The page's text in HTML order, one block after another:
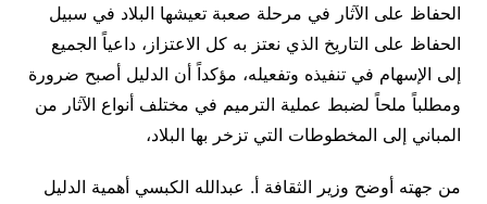
الحفاظ على الآثار في مرحلة صعبة تعيشها البلاد في سبيل
الحفاظ على التاريخ الذي نعتز به كل الاعتزاز، داعياً الجميع
إلى الإسهام في تنفيذه وتفعيله، مؤكداً أن الدليل أصبح ضرورة
ومطلباً ملحاً لضبط عملية الترميم في مختلف أنواع الآثار من
المباني إلى المخطوطات التي تزخر بها البلاد،
من جهته أوضح وزير الثقافة أ. عبدالله الكبسي أهمية الدليل